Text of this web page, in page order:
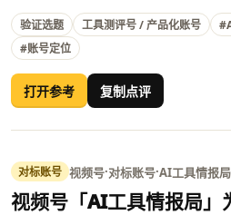
验证选题 工具测评号 / 产品化账号
#账号定位
打开参考 复制点评
对标账号 视频号·对标账号·AI工具情报局
视频号「AI工具情报局」